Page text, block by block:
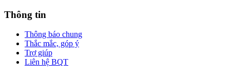
Thông tin
Thông báo chung
Thắc mắc, góp ý
Trợ giúp
Liên hệ BQT